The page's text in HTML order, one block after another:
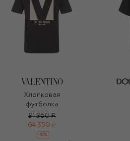
Хлопковая
футболка
91 950 ₽
64 350 ₽
-30%